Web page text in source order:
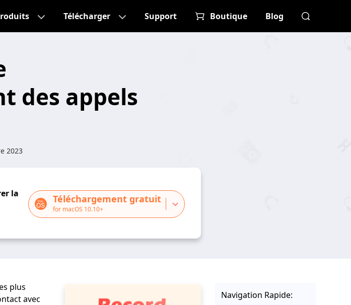
Télécharger Support Boutique Blog
des appels
2023
la
Téléchargement gratuit
for macOS 10.10+
plus
avec
Navigation Rapide: